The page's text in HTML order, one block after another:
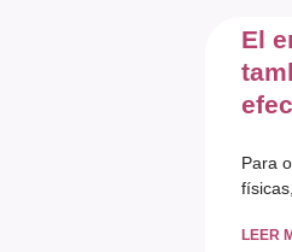
El
Para
LEER